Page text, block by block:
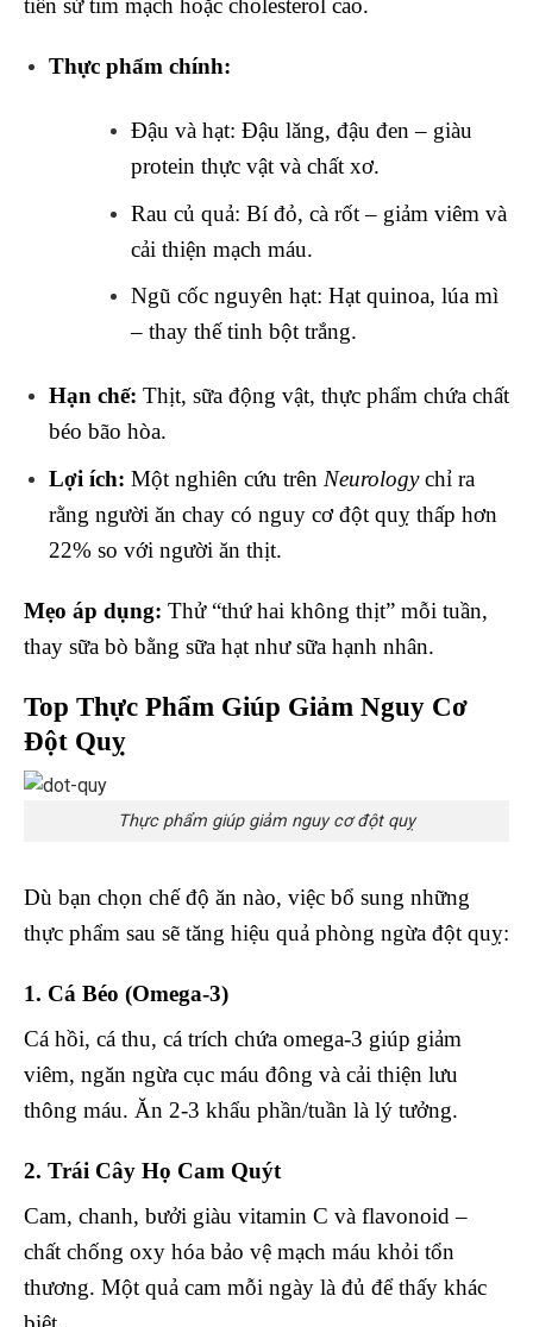
tiền sử tim mạch hoặc cholesterol cao.
Thực phẩm chính:
Đậu và hạt: Đậu lăng, đậu đen – giàu
protein thực vật và chất xơ.
Rau củ quả: Bí đỏ, cà rốt – giảm viêm và
cải thiện mạch máu.
Ngũ cốc nguyên hạt: Hạt quinoa, lúa mì
– thay thế tinh bột trắng.
Hạn chế: Thịt, sữa động vật, thực phẩm chứa chất
béo bão hòa.
Lợi ích: Một nghiên cứu trên Neurologychỉ ra
rằng người ăn chay có nguy cơ đột quỵ thấp hơn
22% so với người ăn thịt.
Mẹo áp dụng: Thử “thứ hai không thịt” mỗi tuần,
thay sữa bò bằng sữa hạt như sữa hạnh nhân.
Top Thực Phẩm Giúp Giảm Nguy Cơ
Đột Quỵ
Thực phẩm giúp giảm nguy cơ đột quỵ
Dù bạn chọn chế độ ăn nào, việc bổ sung những
thực phẩm sau sẽ tăng hiệu quả phòng ngừa đột quỵ:
1. Cá Béo (Omega-3)
Cá hồi, cá thu, cá trích chứa omega-3 giúp giảm
viêm, ngăn ngừa cục máu đông và cải thiện lưu
thông máu. Ăn 2-3 khẩu phần/tuần là lý tưởng.
2. Trái Cây Họ Cam Quýt
Cam, chanh, bưởi giàu vitamin C và flavonoid –
chất chống oxy hóa bảo vệ mạch máu khỏi tổn
thương. Một quả cam mỗi ngày là đủ để thấy khác